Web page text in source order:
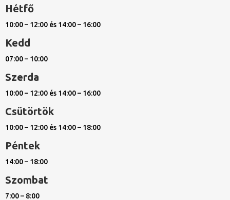
Hétfő
10:00 – 12:00 és 14:00 – 16:00
Kedd
07:00 – 10:00
Szerda
10:00 – 12:00 és 14:00 – 16:00
Csütörtök
10:00 – 12:00 és 14:00 – 18:00
Péntek
14:00 – 18:00
Szombat
7:00 – 8:00